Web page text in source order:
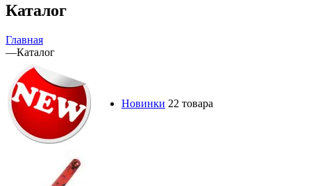
Каталог
Главная
—Каталог
Новинки 22 товара